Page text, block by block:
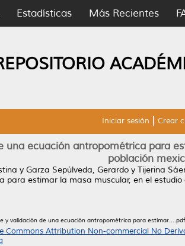
Estadísticas Más Recientes
Iniciar sesión Crear
una ecuación antropométrica para
población
y Garza Sepúlveda, Gerardo y Tijerina
para estimar la masa muscular, en el
y validación de una ecuación antropométrica para estimar....pdf
Commons Attribution Non-commercial No